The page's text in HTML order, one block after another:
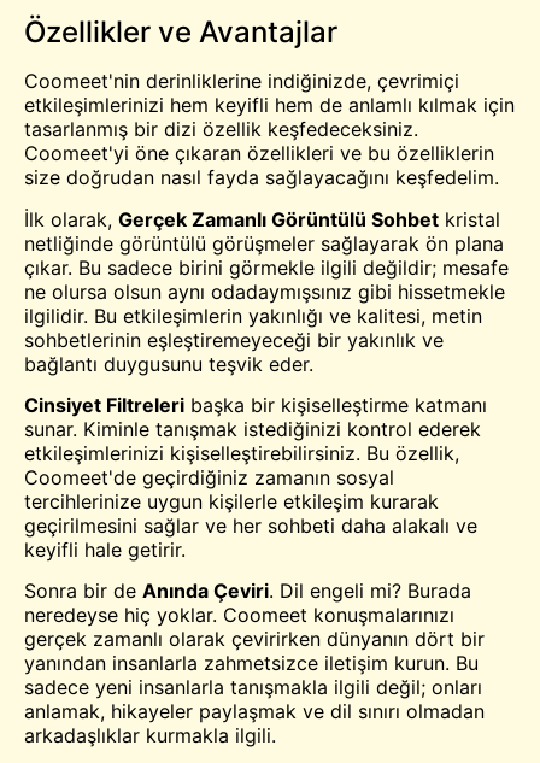
Özellikler ve Avantajlar
Coomeet'nin derinliklerine indiğinizde, çevrimiçi
etkileşimlerinizi hem keyifli hem de anlamlı kılmak için
tasarlanmış bir dizi özellik keşfedeceksiniz.
Coomeet'yi öne çıkaran özellikleri ve bu özelliklerin
size doğrudan nasıl fayda sağlayacağını keşfedelim.
İlk olarak, Gerçek Zamanlı Görüntülü Sohbet kristal
netliğinde görüntülü görüşmeler sağlayarak ön plana
çıkar. Bu sadece birini görmekle ilgili değildir; mesafe
ne olursa olsun aynı odadaymışsınız gibi hissetmekle
ilgilidir. Bu etkileşimlerin yakınlığı ve kalitesi, metin
sohbetlerinin eşleştiremeyeceği bir yakınlık ve
bağlantı duygusunu teşvik eder.
Cinsiyet Filtreleri başka bir kişiselleştirme katmanı
sunar. Kiminle tanışmak istediğinizi kontrol ederek
etkileşimlerinizi kişiselleştirebilirsiniz. Bu özellik,
Coomeet'de geçirdiğiniz zamanın sosyal
tercihlerinize uygun kişilerle etkileşim kurarak
geçirilmesini sağlar ve her sohbeti daha alakalı ve
keyifli hale getirir.
Sonra bir de Anında Çeviri. Dil engeli mi? Burada
neredeyse hiç yoklar. Coomeet konuşmalarınızı
gerçek zamanlı olarak çevirirken dünyanın dört bir
yanından insanlarla zahmetsizce iletişim kurun. Bu
sadece yeni insanlarla tanışmakla ilgili değil; onları
anlamak, hikayeler paylaşmak ve dil sınırı olmadan
arkadaşlıklar kurmakla ilgili.